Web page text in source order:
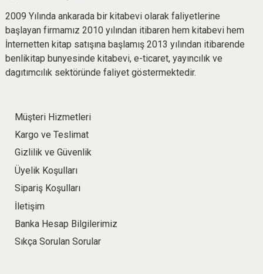
2009 Yılında ankarada bir kitabevi olarak faliyetlerine
başlayan firmamız 2010 yılından itibaren hem kitabevi hem
İnternetten kitap satışına başlamış 2013 yılından itibarende
benlikitap bunyesinde kitabevi, e-ticaret, yayıncılık ve
dagıtımcılık sektöründe faliyet göstermektedir.
Müşteri Hizmetleri
Kargo ve Teslimat
Gizlilik ve Güvenlik
Üyelik Koşulları
Sipariş Koşulları
İletişim
Banka Hesap Bilgilerimiz
Sıkça Sorulan Sorular